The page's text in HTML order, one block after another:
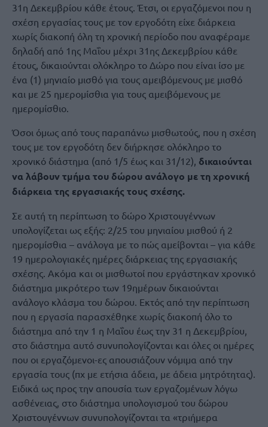
31η Δεκεμβρίου κάθε έτους. Έτσι, οι εργαζόμενοι που η
σχέση εργασίας τους με τον εργοδότη είχε διάρκεια
χωρίς διακοπή όλη τη χρονική περίοδο που αναφέραμε
δηλαδή από 1ης Μαΐου μέχρι 31ης Δεκεμβρίου κάθε
έτους, δικαιούνται ολόκληρο το Δώρο που είναι ίσο με
ένα (1) μηνιαίο μισθό για τους αμειβόμενους με μισθό
και με 25 ημερομίσθια για τους αμειβόμενους με
ημερομίσθιο.
Όσοι όμως από τους παραπάνω μισθωτούς, που η σχέση
τους με τον εργοδότη δεν διήρκησε ολόκληρο το
χρονικό διάστημα (από 1/5 έως και 31/12), δικαιούνται
να λάβουν τμήμα του δώρου ανάλογο με τη χρονική
διάρκεια της εργασιακής τους σχέσης.
Σε αυτή τη περίπτωση το δώρο Χριστουγέννων
υπολογίζεται ως εξής: 2/25 του μηνιαίου μισθού ή 2
ημερομίσθια – ανάλογα με το πώς αμείβονται – για κάθε
19 ημερολογιακές ημέρες διάρκειας της εργασιακής
σχέσης. Ακόμα και οι μισθωτοί που εργάστηκαν χρονικό
διάστημα μικρότερο των 19ημέρων δικαιούνται
ανάλογο κλάσμα του δώρου. Εκτός από την περίπτωση
που η εργασία παρασχέθηκε χωρίς διακοπή όλο το
διάστημα από την 1 η Μαΐου έως την 31 η Δεκεμβρίου,
στο διάστημα αυτό συνυπολογίζονται και όλες οι ημέρες
που οι εργαζόμενοι-ες απουσιάζουν νόμιμα από την
εργασία τους (πχ με ετήσια άδεια, με άδεια μητρότητας).
Ειδικά ως προς την απουσία των εργαζομένων λόγω
ασθένειας, στο διάστημα υπολογισμού του δώρου
Χριστουγέννων συνυπολογίζονται τα «τριήμερα